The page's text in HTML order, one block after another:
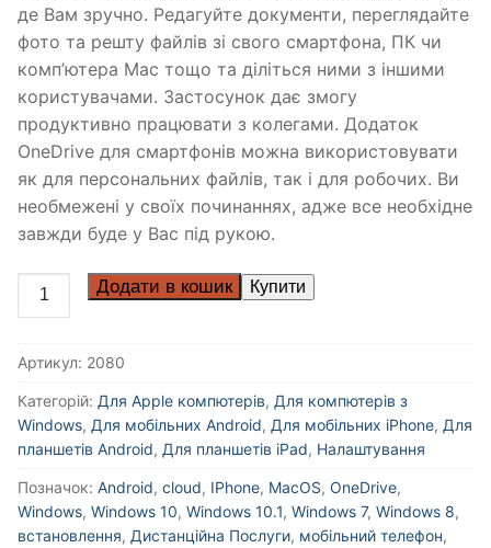
де Вам зручно. Редагуйте документи, переглядайте
фото та решту файлів зі свого смартфона, ПК чи
комп’ютера Mac тощо та діліться ними з іншими
користувачами. Застосунок дає змогу
продуктивно працювати з колегами. Додаток
OneDrive для смартфонів можна використовувати
як для персональних файлів, так і для робочих. Ви
необмежені у своїх починаннях, адже все необхідне
завжди буде у Вас під рукою.
Додати в кошик
Артикул: 2080
Категорій: Для Apple компютерів, Для компютерів з
Windows, Для мобільних Android, Для мобільних iPhone, Для
планшетів Android, Для планшетів iPad, Налаштування
Позначок: Android, cloud, IPhone, MacOS, OneDrive,
Windows, Windows 10, Windows 10.1, Windows 7, Windows 8,
встановлення, Дистанційна Послуги, мобільний телефон,